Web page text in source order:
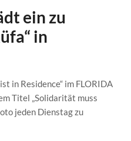
ein zu
in
in Residence“ im FLORIDA
Titel „Solidarität muss
jeden Dienstag zu